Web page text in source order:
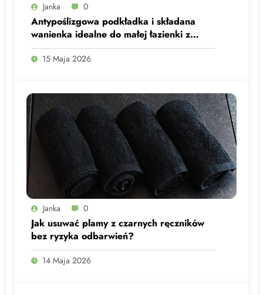
Janka 0
Antypoślizgowa podkładka i składana
wanienka idealne do małej łazienki z
maluchem
15 Maja 2026
Janka 0
Jak usuwać plamy z czarnych ręczników
bez ryzyka odbarwień?
14 Maja 2026